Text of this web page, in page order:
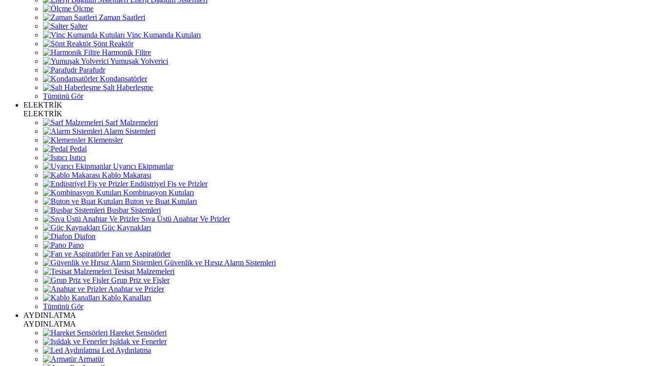
Ölçme
Zaman Saatleri
Şalter
Vinç Kumanda Kutuları
Şönt Reaktör
Harmonik Filtre
Yumuşak Yolverici
Parafudr
Kondansatörler
Şalt Haberleşme
Tümünü Gör
ELEKTRİK
ELEKTRİK
Sarf Malzemeleri
Alarm Sistemleri
Klemensler
Pedal
Isıtıcı
Uyarıcı Ekipmanlar
Kablo Makarası
Endüstriyel Fiş ve Prizler
Kombinasyon Kutuları
Buton ve Buat Kutuları
Busbar Sistemleri
Sıva Üstü Anahtar Ve Prizler
Güç Kaynakları
Diafon
Pano
Fan ve Aspiratörler
Güvenlik ve Hırsız Alarm Sistemleri
Tesisat Malzemeleri
Grup Priz ve Fişler
Anahtar ve Prizler
Kablo Kanalları
Tümünü Gör
AYDINLATMA
AYDINLATMA
Hareket Sensörleri
Işıldak ve Fenerler
Led Aydınlatma
Armatür